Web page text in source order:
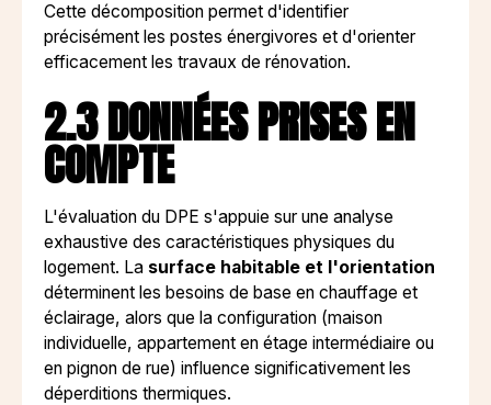
Cette décomposition permet d'identifier
précisément les postes énergivores et d'orienter
efficacement les travaux de rénovation.
2.3 DONNÉES PRISES EN
COMPTE
L'évaluation du DPE s'appuie sur une analyse
exhaustive des caractéristiques physiques du
logement. La surface habitable et l'orientation
déterminent les besoins de base en chauffage et
éclairage, alors que la configuration (maison
individuelle, appartement en étage intermédiaire ou
en pignon de rue) influence significativement les
déperditions thermiques.